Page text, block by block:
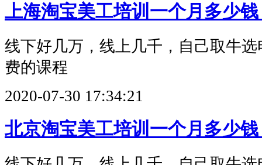
上海淘宝美工培训一个月多少
线下好几万，线上几千，自己取牛
费的课程
2020-07-30 17:34:21
北京淘宝美工培训一个月多少